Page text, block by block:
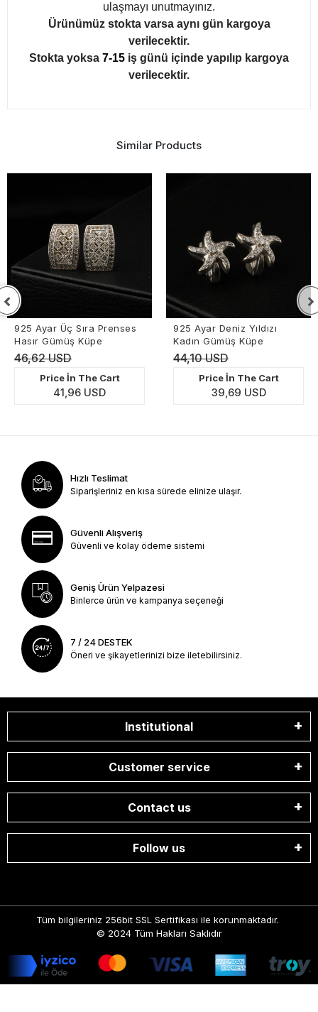
ulaşmayı unutmayınız.
Ürünümüz stokta varsa aynı gün kargoya
verilecektir.
Stokta yoksa 7-15 iş günü içinde yapılıp kargoya
verilecektir.
Similar Products
925 Ayar Üç Sıra Prenses
Hasır Gümüş Küpe
46,62 USD
Price İn The Cart
41,96 USD
925 Ayar Deniz Yıldızı
Kadın Gümüş Küpe
44,10 USD
Price İn The Cart
39,69 USD
Hızlı Teslimat
Siparişleriniz en kısa sürede elinize ulaşır.
Güvenli Alışveriş
Güvenli ve kolay ödeme sistemi
Geniş Ürün Yelpazesi
Binlerce ürün ve kampanya seçeneği
7 / 24 DESTEK
Öneri ve şikayetlerinizi bize iletebilirsiniz.
Institutional
Customer service
Contact us
Follow us
Tüm bilgileriniz 256bit SSL Sertifikası ile korunmaktadır.
© 2024 Tüm Hakları Saklıdır